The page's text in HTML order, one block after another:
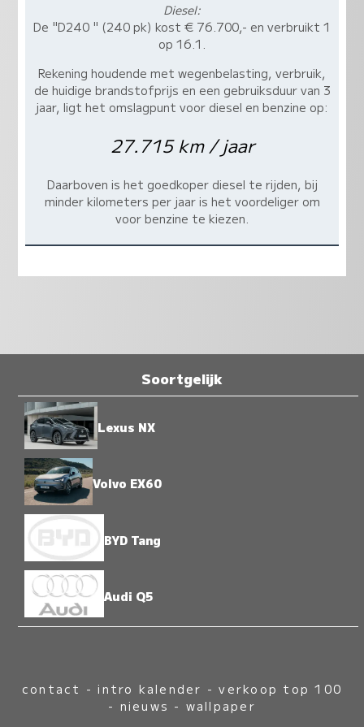
Diesel:
De "D240 " (240 pk) kost € 76.700,- en verbruikt 1
op 16.1.
Rekening houdende met wegenbelasting, verbruik,
de huidige brandstofprijs en een gebruiksduur van 3
jaar, ligt het omslagpunt voor diesel en benzine op:
27.715 km / jaar
Daarboven is het goedkoper diesel te rijden, bij
minder kilometers per jaar is het voordeliger om
voor benzine te kiezen.
Soortgelijk
Lexus NX
Volvo EX60
BYD Tang
Audi Q5
contact -intro kalender -verkoop top 100
- nieuws - wallpaper